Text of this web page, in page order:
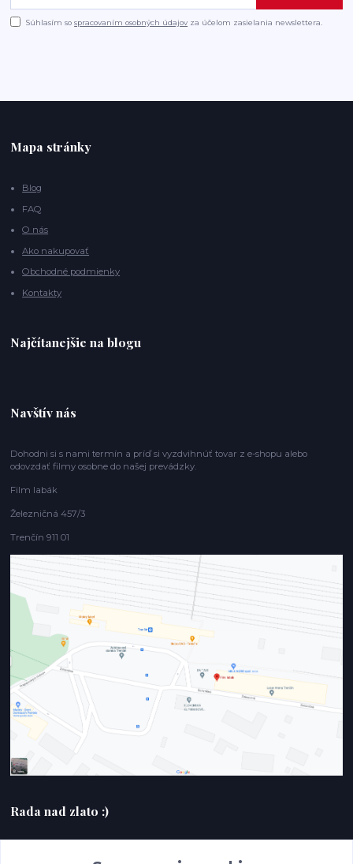
Súhlasím sospracovaním osobných údajov za účelom zasielania newslettera.
Mapa stránky
Blog
FAQ
O nás
Ako nakupovať
Obchodné podmienky
Kontakty
Najčítanejšie na blogu
Navštív nás
Dohodni si s nami termín a príď si vyzdvihnúť tovar z e-shopu alebo
odovzdať filmy osobne do našej prevádzky.
Film labák
Železničná 457/3
Trenčín 911 01
Rada nad zlato :)